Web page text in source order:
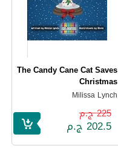
The Candy Cane Cat Saves
Christmas
Milissa Lynch
225 ج.م
202.5 ج.م